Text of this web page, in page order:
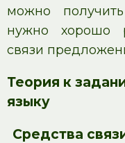
можно
нужно хорошо
связи
Теория к
языку
Средства